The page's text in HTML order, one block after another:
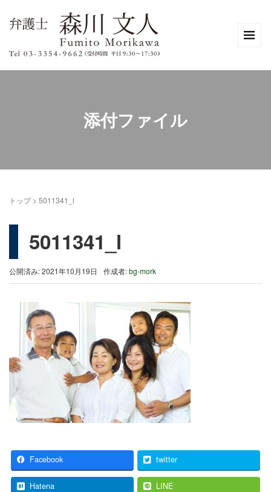
添付ファイル
トップ> 5011341_l
5011341_l
公開済み: 2021年10月19日 作成者:bg-mork
Facebook twitter
Hatena LINE